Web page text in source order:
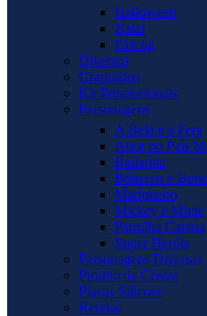
Halloween
Natal
Páscoa
Diversos
Grapeados
Kit Promocionais
Personagens
A Bela e a Fera
Alice no País
Bailarina
Bonecos e
Marinheiro
Mickey e Minie
Patrulha Canina
Super Heróis
Personagens Diversas
Pirulito de Cristal
Placas Silicone
Rendas